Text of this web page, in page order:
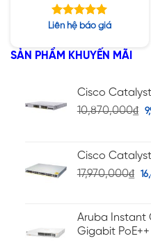
Network Advantage
Được xếp
5 sao
Liên hệ báo giá
SẢN PHẨM KHUYẾN MÃI
Cisco
10,870,000₫
Cisco
17,970,000₫
Aruba Instant
Gigabit PoE++